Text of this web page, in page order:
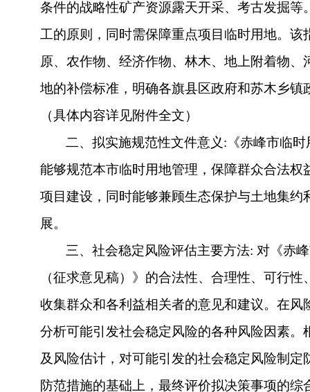
条件的战略性矿产资源露天开采、考古发掘等
工的原则，同时需保障重点项目临时用地。该
原、农作物、经济作物、林木、地上附着物、
地的补偿标准，明确各旗县区政府和苏木乡镇
（具体内容详见附件全文）
二、拟实施规范性文件意义:《赤峰市临
能够规范本市临时用地管理，保障群众合法权
项目建设， 同时能够兼顾生态保护与土地集约
展。
三、社会稳定风险评估主要方法: 对《赤
（征求意见稿）》的合法性、合理性、可行
收集群众和各利益相关者的意见和建议。在风
分析可能引发社会稳定风险的各种风险因素。
及风险估计，对可能引发的社会稳定风险制定
防范措施的基础上，最终评价拟决策事项的综